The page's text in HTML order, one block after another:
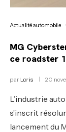
Actualité automobile
MG
ce roadster
par Loris 20
L’industrie
s’inscrit
lancement du